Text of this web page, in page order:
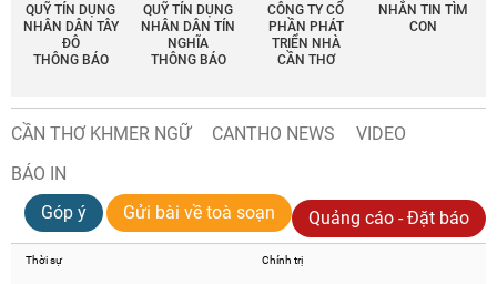
QUỸ TÍN DỤNG
NHÂN DÂN TÂY
ĐÔ
THÔNG BÁO
QUỸ TÍN DỤNG
NHÂN DÂN TÍN
NGHĨA
THÔNG BÁO
CÔNG TY CỔ
PHẦN PHÁT
TRIỂN NHÀ
CẦN THƠ
NHẮN TIN TÌM
CON
CẦN THƠ KHMER NGỮ CANTHO NEWS
VIDEO
BÁO IN
Góp ý
Gửi bài về toà soạn Quảng cáo - Đặt báo
Thời sự Chính trị